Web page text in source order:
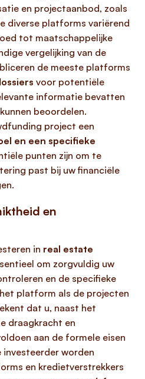
en projectaanbod, zoals
diverse platforms variërend
tot maatschappelijke
vergelijking van de
de meeste platforms
voor potentiële
informatie bevatten
beoordelen.
project een
en een specifieke
punten zijn om te
past bij uw financiële
en
in real estate
om zorgvuldig uw
en de specifieke
platform als de projecten
dat u, naast het
draagkracht en
aan de formele eisen
investeerder worden
en kredietverstrekkers